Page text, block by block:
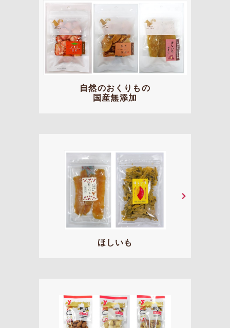
自然のおくりもの
国産無添加
ほしいも